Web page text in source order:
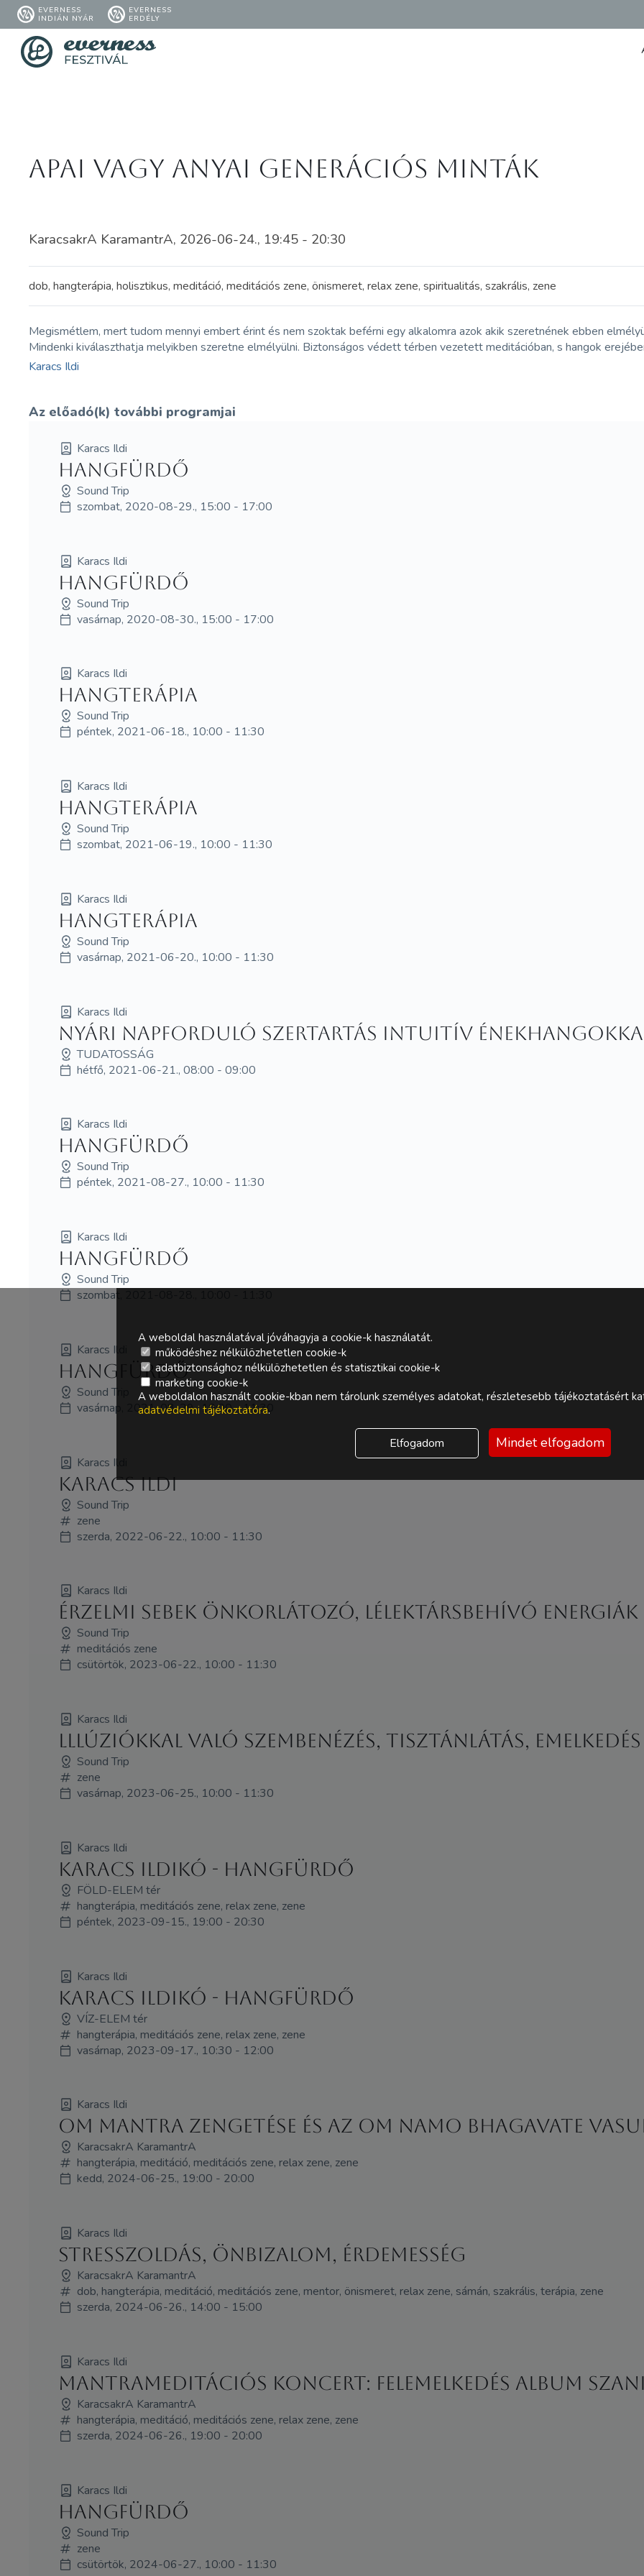
EVERNESS
INDIÁN NYÁR
EVERNESS
ERDÉLY
Apai vagy anyai generációs minták
KaracsakrA KaramantrA, 2026-06-24., 19:45 - 20:30
dob, hangterápia, holisztikus, meditáció, meditációs zene, önismeret, relax zene, spiritualitás, szakrális, zene
Megismétlem, mert tudom mennyi embert érint és nem szoktak beférni egy alkalomra azok akik szeretnének ebben
Mindenki kiválaszthatja melyikben szeretne elmélyülni. Biztonságos védett térben vezetett meditációban, s hangok
Karacs Ildi
Az előadó(k) további programjai
Karacs Ildi
hangfürdő
Sound Trip
szombat, 2020-08-29., 15:00 - 17:00
Karacs Ildi
hangfürdő
Sound Trip
vasárnap, 2020-08-30., 15:00 - 17:00
Karacs Ildi
hangterápia
Sound Trip
péntek, 2021-06-18., 10:00 - 11:30
Karacs Ildi
hangterápia
Sound Trip
szombat, 2021-06-19., 10:00 - 11:30
Karacs Ildi
hangterápia
Sound Trip
vasárnap, 2021-06-20., 10:00 - 11:30
Karacs Ildi
Nyári napforduló szertartás intuitív
TUDATOSSÁG
hétfő, 2021-06-21., 08:00 - 09:00
Karacs Ildi
Hangfürdő
Sound Trip
péntek, 2021-08-27., 10:00 - 11:30
Karacs Ildi
Hangfürdő
Sound Trip
szombat, 2021-08-28., 10:00 - 11:30
Karacs Ildi
Hangfürdő
Sound Trip
vasárnap, 2021-08-29., 10:00 - 11:30
Karacs Ildi
Karacs Ildi
Sound Trip
zene
szerda, 2022-06-22., 10:00 - 11:30
Karacs Ildi
Érzelmi sebek önkorlátozó, lélektársbehívó energiák
Sound Trip
meditációs zene
csütörtök, 2023-06-22., 10:00 - 11:30
Karacs Ildi
lllúziókkal való szembenézés, tisztánlátás,
Sound Trip
zene
vasárnap, 2023-06-25., 10:00 - 11:30
Karacs Ildi
Karacs Ildikó - HANGFÜRDŐ
FÖLD-ELEM tér
hangterápia, meditációs zene, relax zene, zene
péntek, 2023-09-15., 19:00 - 20:30
Karacs Ildi
Karacs Ildikó - HANGFÜRDŐ
VÍZ-ELEM tér
hangterápia, meditációs zene, relax zene, zene
vasárnap, 2023-09-17., 10:30 - 12:00
Karacs Ildi
Om mantra zengetése és az Om Namo Bhagavate
KaracsakrA KaramantrA
hangterápia, meditáció, meditációs zene, relax zene, zene
kedd, 2024-06-25., 19:00 - 20:00
Karacs Ildi
Stresszoldás, önbizalom, érdemesség
KaracsakrA KaramantrA
dob, hangterápia, meditáció, meditációs zene, mentor, önismeret, relax zene, sámán, szakrális, terápia, zene
szerda, 2024-06-26., 14:00 - 15:00
Karacs Ildi
Mantrameditációs koncert: Felemelkedés album
KaracsakrA KaramantrA
hangterápia, meditáció, meditációs zene, relax zene, zene
szerda, 2024-06-26., 19:00 - 20:00
Karacs Ildi
Hangfürdő
Sound Trip
zene
csütörtök, 2024-06-27., 10:00 - 11:30
A weboldal használatával jóváhagyja a cookie-k használatát.
működéshez nélkülözhetetlen cookie-k
adatbiztonsághoz nélkülözhetetlen és statisztikai cookie-k
marketing cookie-k
A weboldalon használt cookie-kban nem tárolunk személyes adatokat, részletesebb tájékoztatásért
adatvédelmi tájékoztatóra.
Elfogadom Mindet elfogadom